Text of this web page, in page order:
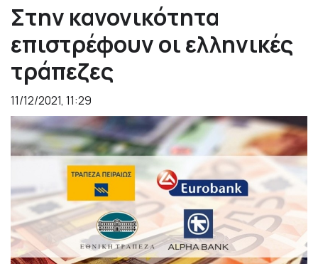
Στην κανονικότητα
επιστρέφουν οι ελληνικές
τράπεζες
11/12/2021, 11:29